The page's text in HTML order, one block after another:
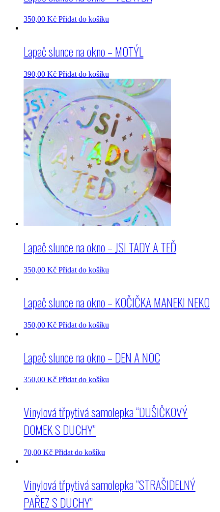
350,00 Kč Přidat do košíku
Lapač slunce na okno – MOTÝL
390,00 Kč Přidat do košíku
Lapač slunce na okno – JSI TADY A TEĎ
350,00 Kč Přidat do košíku
Lapač slunce na okno – KOČIČKA MANEKI NEKO
350,00 Kč Přidat do košíku
Lapač slunce na okno – DEN A NOC
350,00 Kč Přidat do košíku
Vinylová třpytivá samolepka “DUŠIČKOVÝ
DOMEK S DUCHY”
70,00 Kč Přidat do košíku
Vinylová třpytivá samolepka “STRAŠIDELNÝ
PAŘEZ S DUCHY”